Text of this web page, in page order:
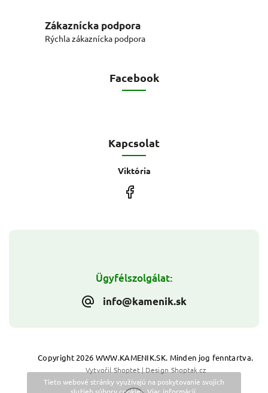
Tieto webové stránky využívajú na poskytovanie svojich
Zákaznícka podpora
Rýchla zákaznícka podpora
Ügyfélszolgálat:
info@kamenik.sk
Facebook
Kapcsolat
Viktória
Copyright 2026 WWW.KAMENIK.SK. Minden jog fenntartva.
Vytvořil Shoptet| Design Shoptak.cz